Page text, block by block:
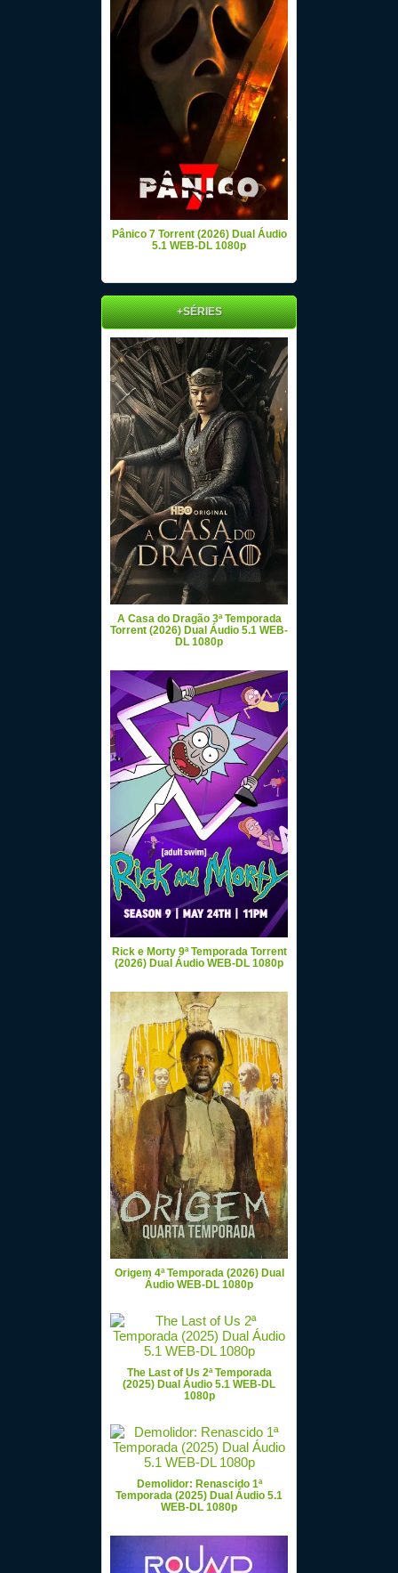
Pânico 7 Torrent (2026) Dual Áudio
5.1 WEB-DL 1080p
+SÉRIES
A Casa do Dragão 3ª Temporada
Torrent (2026) Dual Áudio 5.1 WEB-
DL 1080p
Rick e Morty 9ª Temporada Torrent
(2026) Dual Áudio WEB-DL 1080p
Origem 4ª Temporada (2026) Dual
Áudio WEB-DL 1080p
The Last of Us 2ª Temporada
(2025) Dual Áudio 5.1 WEB-DL
1080p
Demolidor: Renascido 1ª
Temporada (2025) Dual Áudio 5.1
WEB-DL 1080p